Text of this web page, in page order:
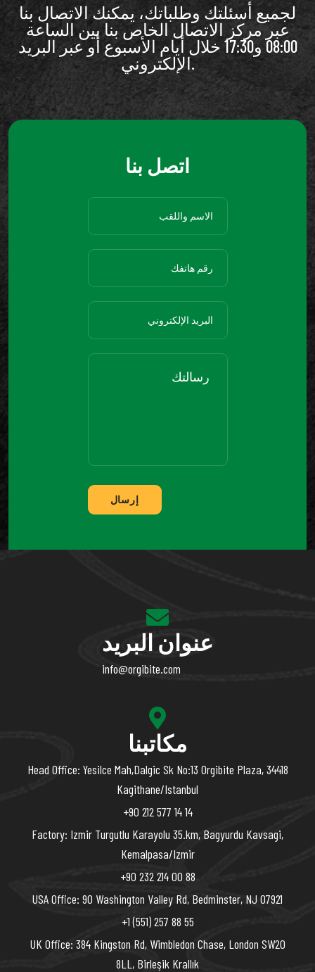
لجميع أسئلتك وطلباتك، يمكنك الاتصال بنا
عبر مركز الاتصال الخاص بنا بين الساعة
08:00 و17:30 خلال أيام الأسبوع أو عبر البريد
الإلكتروني.
اتصل بنا
إرسال
عنوان البريد
info@orgibite.com
مكاتبنا
Head Office: Yesilce Mah,Dalgic Sk No:13 Orgibite Plaza, 34418
Kagithane/Istanbul
+90 212 577 14 14
Factory: Izmir Turgutlu Karayolu 35.km, Bagyurdu Kavsagi,
Kemalpasa/Izmir
+90 232 214 00 88
USA Office: 90 Washington Valley Rd, Bedminster, NJ 07921
+1 (551) 257 88 55
UK Office: 384 Kingston Rd, Wimbledon Chase, London SW20
8LL, Birleşik Krallık